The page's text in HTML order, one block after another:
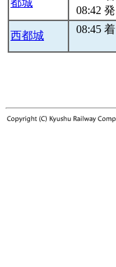
都城
08:42 発
西都城
08:45 着